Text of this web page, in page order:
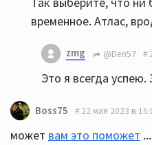
временное. Атлас,
zmg @Den57
Это я всегда
Boss75 22 мая 2023 в
может вам это поможет ...